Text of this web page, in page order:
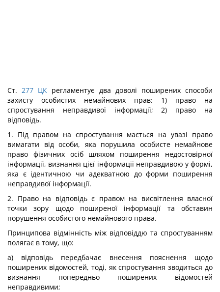
Ст. 277 ЦК регламентує два доволі поширених способи
захисту особистих немайнових прав: 1) право на
спростування неправдивої інформації; 2) право на
відповідь.
1. Під правом на спростування мається на увазі право
вимагати від особи, яка порушила особисте немайнове
право фізичних осіб шляхом поширення недостовірної
інформації, визнання цієї інформації неправдивою у формі,
яка є ідентичною чи адекватною до форми поширення
неправдивої інформації.
2. Право на відповідь є правом на висвітлення власної
точки зору щодо поширеної інформації та обставин
порушення особистого немайнового права.
Принципова відмінність між відповіддю та спростуванням
полягає в тому, що:
а) відповідь передбачає внесення пояснення щодо
поширених відомостей, тоді, як спростування зводиться до
визнання попередньо поширених відомостей
неправдивими;